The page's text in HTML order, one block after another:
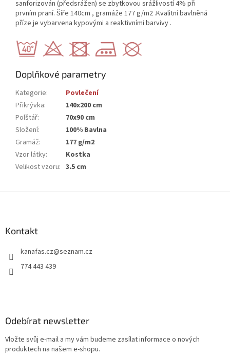
sanforizován (předsrážen) se zbytkovou srážlivostí 4% při
prvním praní. Šíře 140cm , gramáže 177 g/m2 .Kvalitní bavlněná
příze je vybarvena kypovými a reaktivními barvivy .
Doplňkové parametry
Kategorie:
Povlečení
Přikrývka:
140x200 cm
Polštář:
70x90 cm
Složení:
100% Bavlna
Gramáž:
177 g/m2
Vzor látky:
Kostka
Velikost vzoru: 3.5 cm
Kontakt
kanafas.cz@seznam.cz
774 443 439
Odebírat newsletter
Vložte svůj e-mail a my vám budeme zasílat informace o nových
produktech na našem e-shopu.